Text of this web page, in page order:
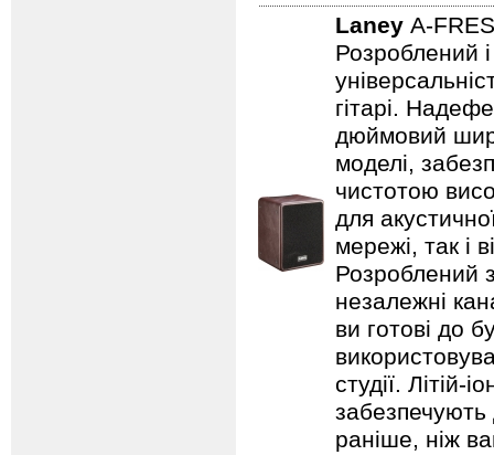
Laney A-
Розроблений
гітарі.
дюймовий
моделі,
чистотою
для
мережі, так і
Розроблений
незалежні
ви готові до
студії. Літій-
забезпечують
раніше, ніж